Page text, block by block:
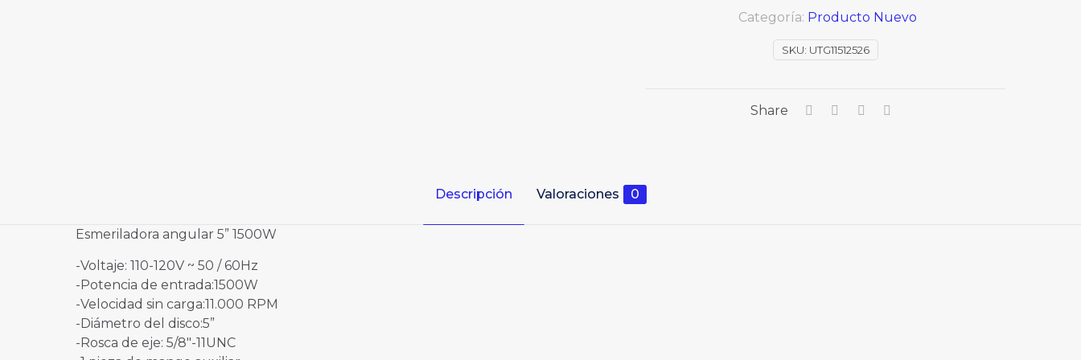
SKU: UTG11512526
Categoría: Producto Nuevo
Share
Descripción Valoraciones 0
Esmeriladora angular 5” 1500W
-Voltaje: 110-120V ~ 50 / 60Hz
-Potencia de entrada:1500W
-Velocidad sin carga:11.000 RPM
-Diámetro del disco:5”
-Rosca de eje: 5/8″-11UNC